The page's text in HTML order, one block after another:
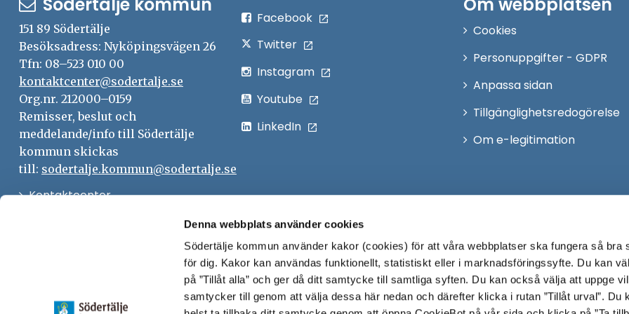
Denna webbplats använder cookies
Södertälje kommun använder kakor (cookies) för att våra webbplatser ska fungera så bra
för dig. Kakor kan användas funktionellt, statistiskt eller i marknadsföringssyfte. Du kan
på ”Tillåt alla” och ger då ditt samtycke till samtliga syften. Du kan också välja att uppge
samtycker till genom att välja dessa här nedan och därefter klicka i rutan ”Tillåt urval”. Du
151 89 Södertälje
Besöksadress: Nyköpingsvägen 26
Tfn: 08–523 010 00
kontaktcenter@sodertalje.se
Org.nr. 212000–0159
Remisser, beslut och
meddelande/info till Södertälje
kommun skickas
till: sodertalje.kommun@sodertalje.se
KontaktcenterÖppna
fönster
Anslagstavla
Facebook
Twitter
Instagram
Youtube
LinkedIn
Cookies
Personuppgifter - GDPR
Anpassa sidan
Tillgänglighetsredogörelse
Om e-legitimation